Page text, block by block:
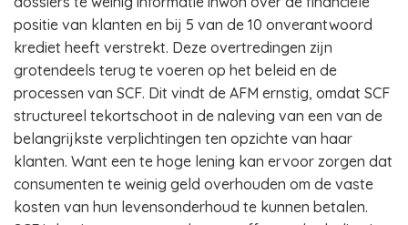
positie van klanten en bij 5 van de 10 onverantwoord
krediet heeft verstrekt. Deze overtredingen zijn
grotendeels terug te voeren op het beleid en de
processen van SCF. Dit vindt de AFM ernstig, omdat SCF
structureel tekortschoot in de naleving van een van de
belangrijkste verplichtingen ten opzichte van haar
klanten. Want een te hoge lening kan ervoor zorgen dat
consumenten te weinig geld overhouden om de vaste
kosten van hun levensonderhoud te kunnen betalen.